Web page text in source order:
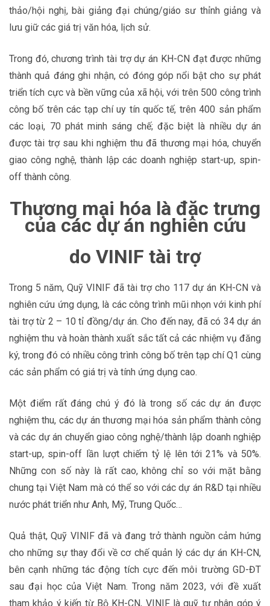
thảo/hội nghị, bài giảng đại chúng/giáo sư thỉnh giảng và
lưu giữ các giá trị văn hóa, lịch sử.
Trong đó, chương trình tài trợ dự án KH-CN đạt được những
thành quả đáng ghi nhận, có đóng góp nổi bật cho sự phát
triển tích cực và bền vững của xã hội, với trên 500 công trình
công bố trên các tạp chí uy tín quốc tế, trên 400 sản phẩm
các loại, 70 phát minh sáng chế; đặc biệt là nhiều dự án
được tài trợ sau khi nghiệm thu đã thương mại hóa, chuyển
giao công nghệ, thành lập các doanh nghiệp start-up, spin-
off thành công.
Thương mại hóa là đặc trưng
của các dự án nghiên cứu
do VINIF tài trợ
Trong 5 năm, Quỹ VINIF đã tài trợ cho 117 dự án KH-CN và
nghiên cứu ứng dụng, là các công trình mũi nhọn với kinh phí
tài trợ từ 2 – 10 tỉ đồng/dự án. Cho đến nay, đã có 34 dự án
nghiệm thu và hoàn thành xuất sắc tất cả các nhiệm vụ đăng
ký, trong đó có nhiều công trình công bố trên tạp chí Q1 cùng
các sản phẩm có giá trị và tính ứng dụng cao.
Một điểm rất đáng chú ý đó là trong số các dự án được
nghiệm thu, các dự án thương mại hóa sản phẩm thành công
và các dự án chuyển giao công nghệ/thành lập doanh nghiệp
start-up, spin-off lần lượt chiếm tỷ lệ lên tới 21% và 50%.
Những con số này là rất cao, không chỉ so với mặt bằng
chung tại Việt Nam mà có thể so với các dự án R&D tại nhiều
nước phát triển như Anh, Mỹ, Trung Quốc…
Quả thật, Quỹ VINIF đã và đang trở thành nguồn cảm hứng
cho những sự thay đổi về cơ chế quản lý các dự án KH-CN,
bên cạnh những tác động tích cực đến môi trường GD-ĐT
sau đại học của Việt Nam. Trong năm 2023, với đề xuất
tham khảo ý kiến từ Bộ KH-CN, VINIF là quỹ tư nhân góp ý